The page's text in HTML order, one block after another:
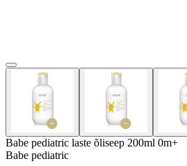
Babe pediatric laste õliseep 200ml 0m+
Babe pediatric